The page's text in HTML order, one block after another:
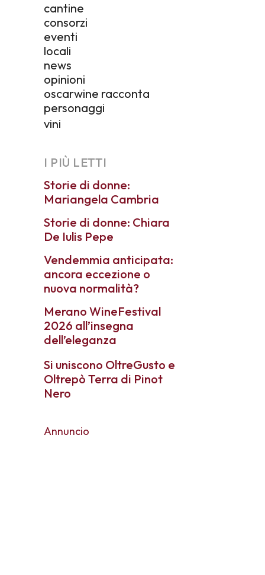
cantine
consorzi
eventi
locali
news
opinioni
oscarwine racconta
personaggi
vini
I PIÙ LETTI
Storie di donne:
Mariangela Cambria
Storie di donne: Chiara
De Iulis Pepe
Vendemmia anticipata:
ancora eccezione o
nuova normalità?
Merano WineFestival
2026 all’insegna
dell’eleganza
Si uniscono OltreGusto e
Oltrepò Terra di Pinot
Nero
Annuncio